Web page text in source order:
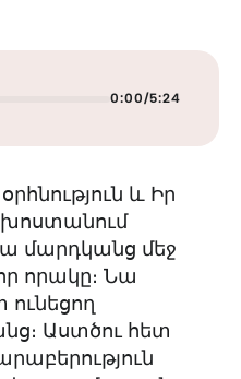
0:00/5:24
և Իր
մարդկանց մեջ
որակը։ Նա
ունեցող
Աստծու հետ